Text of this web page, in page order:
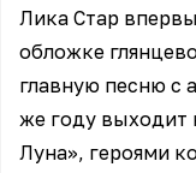
Лика Стар
обложке
главную песню с
же году выходит
Луна», героями